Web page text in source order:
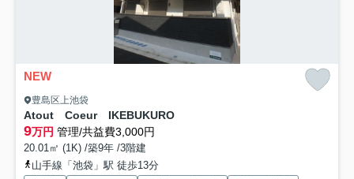
NEW
豊島区上池袋
Atout Coeur IKEBUKURO
9万円 管理/共益費3,000円
20.01㎡ (1K) /築9年 /3階建
山手線「池袋」駅 徒歩13分